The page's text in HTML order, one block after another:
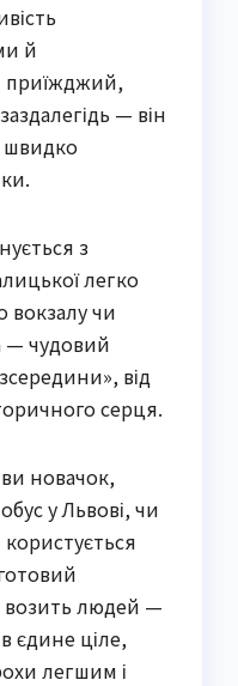
й
приїжджий,
— він
швидко
з
легко
вокзалу чи
— чудовий
від
серця.
новачок,
у Львові, чи
возить людей —
єдине ціле,
легшим і